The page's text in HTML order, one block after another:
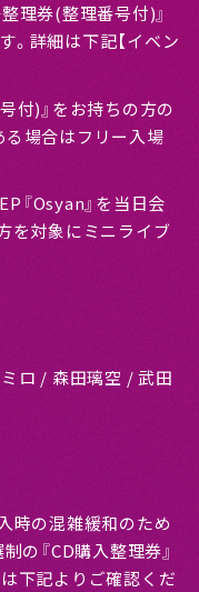
理券(整理番号付)』
。詳細は下記【イベン
付)』をお持ちの方の
る場合はフリー入場
『Osyan』を当日会
を対象にミニライブ
ロ / 森田璃空 / 武田
時の混雑緩和のため
の『CD購入整理券』
下記よりご確認くだ